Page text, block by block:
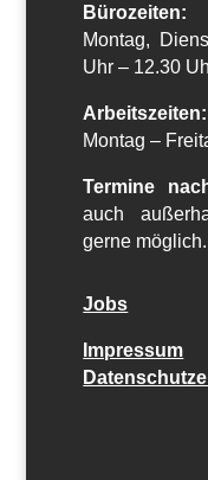
Bürozeiten:
Montag,
Uhr – 12.30
Arbeitszeiten:
Montag –
Termine
auch
gerne möglich.
Jobs
Impressum